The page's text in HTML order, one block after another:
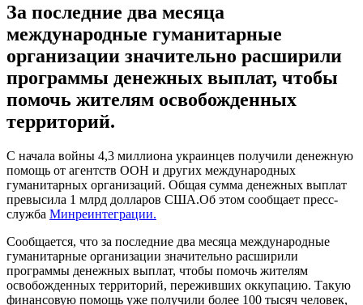
За последние два месяца
международные гуманитарные
организации значительно расширили
программы денежных выплат, чтобы
помочь жителям освобожденных
территорий.
С начала войны 4,3 миллиона украинцев получили денежную
помощь от агентств ООН и других международных
гуманитарных организаций. Общая сумма денежных выплат
превысила 1 млрд долларов США.Об этом сообщает пресс-
служба Минреинтеграции.
Сообщается, что за последние два месяца международные
гуманитарные организации значительно расширили
программы денежных выплат, чтобы помочь жителям
освобожденных территорий, переживших оккупацию. Такую
финансовую помощь уже получили более 100 тысяч человек,